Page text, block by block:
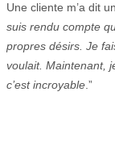
Une cliente m’a dit
suis rendu compte
propres désirs. Je
voulait. Maintenant,
c’est incroyable.”